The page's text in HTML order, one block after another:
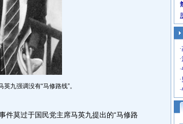
九强调没有“马修路线”。
莫过于国民党主席马英九提出的“马修路